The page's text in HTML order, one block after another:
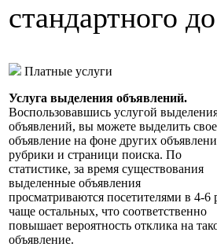
стандартного
Платные услуги
Услуга выделения объявлений.
Воспользовавшись услугой
объявлений, вы можете выделить свое
объявление на фоне других
рубрики и страници поиска. По
статистике, за время существования
выделенные объявления
просматриваются посетителями в 4-6
чаще остальных, что соответственно
повышает вероятность отклика на
объявление.